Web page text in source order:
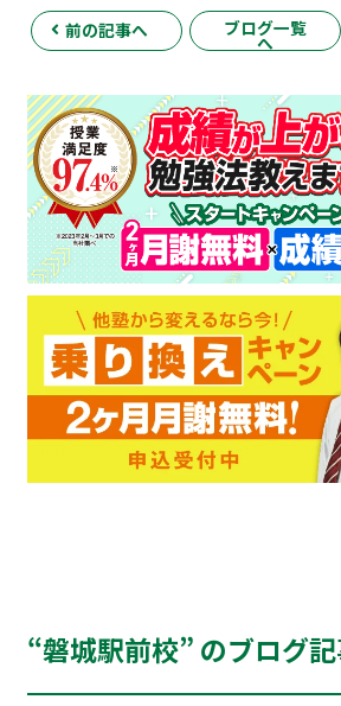
前の記事へ ブログ一覧
へ
“磐城駅前校” のブログ